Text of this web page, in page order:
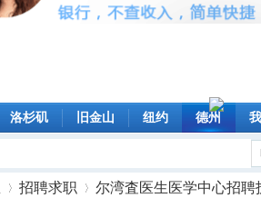
洛杉矶 旧金山 纽约 德州
招聘求职 尔湾査医生医学中心招聘